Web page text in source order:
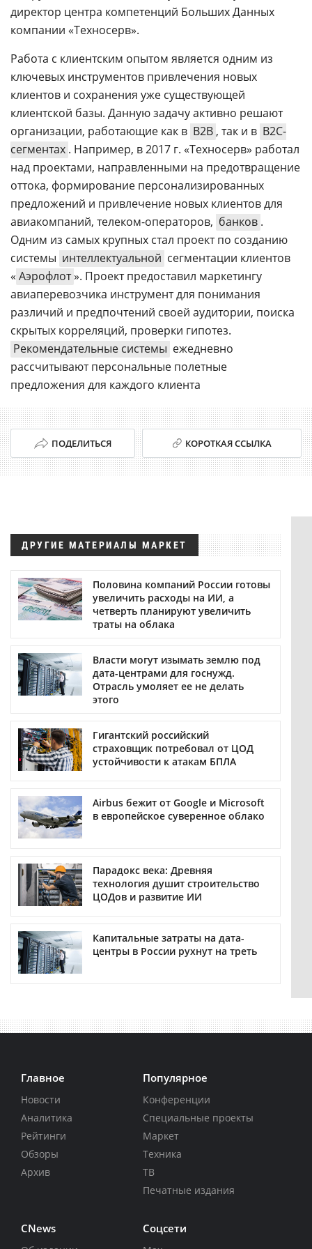
директор центра компетенций Больших Данных
компании «Техносерв».
Работа с клиентским опытом является одним из
ключевых инструментов привлечения новых
клиентов и сохранения уже существующей
клиентской базы. Данную задачу активно решают
организации, работающие как в B2B , так и в B2C-
сегментах . Например, в 2017 г. «Техносерв» работал
над проектами, направленными на предотвращение
оттока, формирование персонализированных
предложений и привлечение новых клиентов для
авиакомпаний, телеком-операторов, банков .
Одним из самых крупных стал проект по созданию
системы интеллектуальной сегментации клиентов
« Аэрофлот». Проект предоставил маркетингу
авиаперевозчика инструмент для понимания
различий и предпочтений своей аудитории, поиска
скрытых корреляций, проверки гипотез.
Рекомендательные системы ежедневно
рассчитывают персональные полетные
предложения для каждого клиента
ПОДЕЛИТЬСЯ КОРОТКАЯ ССЫЛКА
ДРУГИЕ МАТЕРИАЛЫ МАРКЕТ
Половина компаний России готовы
увеличить расходы на ИИ, а
четверть планируют увеличить
траты на облака
Власти могут изымать землю под
дата-центрами для госнужд.
Отрасль умоляет ее не делать
этого
Гигантский российский
страховщик потребовал от ЦОД
устойчивости к атакам БПЛА
Airbus бежит от Google и Microsoft
в европейское суверенное облако
Парадокс века: Древняя
технология душит строительство
ЦОДов и развитие ИИ
Капитальные затраты на дата-
центры в России рухнут на треть
Главное
Новости
Аналитика
Рейтинги
Обзоры
Архив
Популярное
Конференции
Специальные проекты
Маркет
Техника
ТВ
Печатные издания
CNews Соцсети